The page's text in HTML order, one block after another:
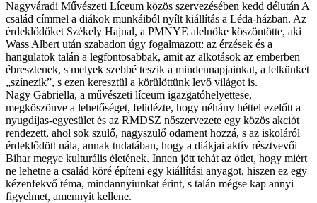
Nagyváradi Művészeti Líceum közös szervezésében kedd délután A
család címmel a diákok munkáiból nyílt kiállítás a Léda-házban. Az
érdeklődőket Székely Hajnal, a PMNYE alelnöke köszöntötte, aki
Wass Albert után szabadon úgy fogalmazott: az érzések és a
hangulatok talán a legfontosabbak, amit az alkotások az emberben
ébresztenek, s melyek szebbé teszik a mindennapjainkat, a lelkünket
„színezik”, s ezen keresztül a körülöttünk levő világot is.
Nagy Gabriella, a művészeti líceum igazgatóhelyettese,
megköszönve a lehetőséget, felidézte, hogy néhány héttel ezelőtt a
nyugdíjas-egyesület és az RMDSZ nőszervezete egy közös akciót
rendezett, ahol sok szülő, nagyszülő odament hozzá, s az iskoláról
érdeklődött nála, annak tudatában, hogy a diákjai aktív résztvevői
Bihar megye kulturális életének. Innen jött tehát az ötlet, hogy miért
ne lehetne a család köré építeni egy kiállítási anyagot, hiszen ez egy
kézenfekvő téma, mindannyiunkat érint, s talán mégse kap annyi
figyelmet, amennyit kellene.